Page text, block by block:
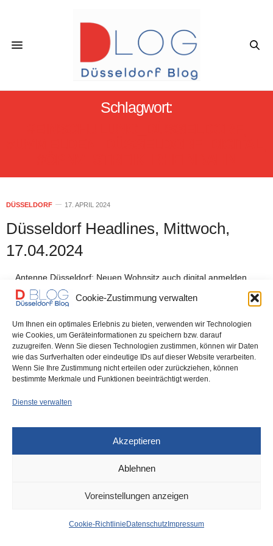
Cookie-Zustimmung verwalten
Um Ihnen ein optimales Erlebnis zu bieten, verwenden wir Technologien
wie Cookies, um Geräteinformationen zu speichern bzw. darauf
zuzugreifen. Wenn Sie diesen Technologien zustimmen, können wir Daten
wie das Surfverhalten oder eindeutige IDs auf dieser Website verarbeiten.
Wenn Sie Ihre Zustimmung nicht erteilen oder zurückziehen, können
bestimmte Merkmale und Funktionen beeinträchtigt werden.
Dienste verwalten
Akzeptieren
Ablehnen
Voreinstellungen anzeigen
Cookie-Richtlinie Datenschutz Impressum
Schlagwort:
DÜSSELDORF 17. APRIL 2024
Düsseldorf Headlines, Mittwoch,
17.04.2024
Antenne Düsseldorf: Neuen Wohnsitz auch digital anmelden
Bild: Was Sie zu ÖPNV-Streiks…
0 SHARES
COOKIE-RICHTLINIE (EU)